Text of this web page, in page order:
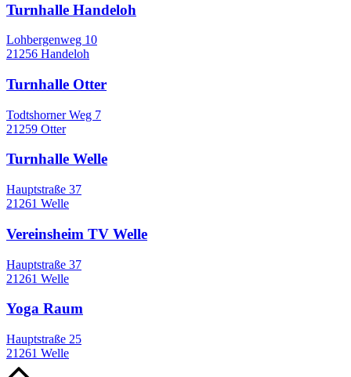
Turnhalle Handeloh
Lohbergenweg 10
21256 Handeloh
Turnhalle Otter
Todtshorner Weg 7
21259 Otter
Turnhalle Welle
Hauptstraße 37
21261 Welle
Vereinsheim TV Welle
Hauptstraße 37
21261 Welle
Yoga Raum
Hauptstraße 25
21261 Welle
Nach